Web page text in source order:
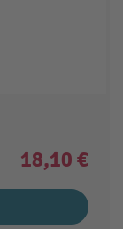
18,10 €